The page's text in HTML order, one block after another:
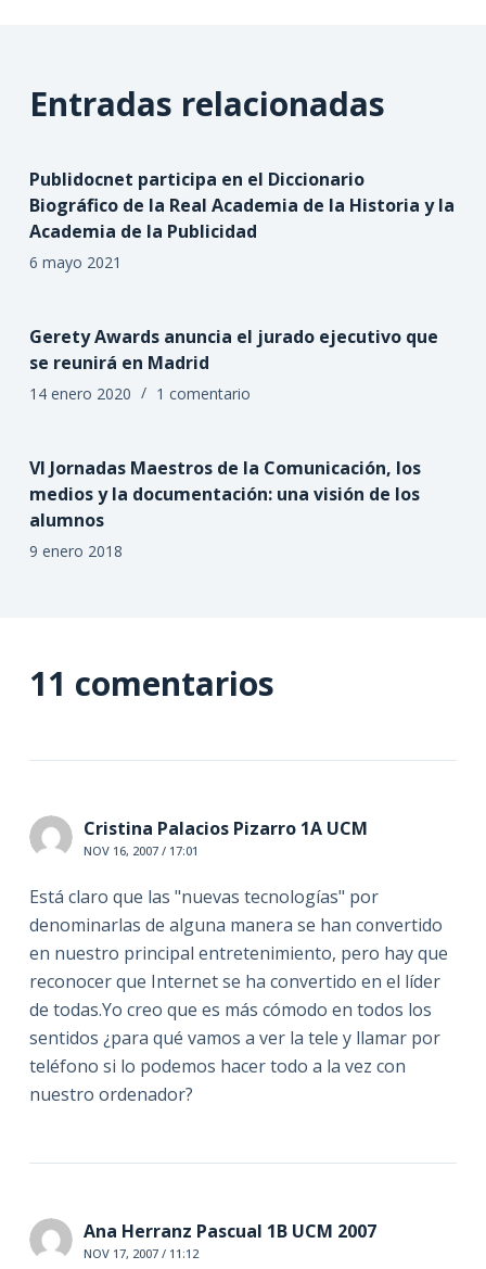
Entradas relacionadas
Publidocnet participa en el Diccionario
Biográfico de la Real Academia de la Historia y la
Academia de la Publicidad
6 mayo 2021
Gerety Awards anuncia el jurado ejecutivo que
se reunirá en Madrid
14 enero 2020 1 comentario
VI Jornadas Maestros de la Comunicación, los
medios y la documentación: una visión de los
alumnos
9 enero 2018
11 comentarios
Cristina Palacios Pizarro 1A UCM
NOV 16, 2007 / 17:01
Está claro que las "nuevas tecnologías" por
denominarlas de alguna manera se han convertido
en nuestro principal entretenimiento, pero hay que
reconocer que Internet se ha convertido en el líder
de todas.Yo creo que es más cómodo en todos los
sentidos ¿para qué vamos a ver la tele y llamar por
teléfono si lo podemos hacer todo a la vez con
nuestro ordenador?
Ana Herranz Pascual 1B UCM 2007
NOV 17, 2007 / 11:12